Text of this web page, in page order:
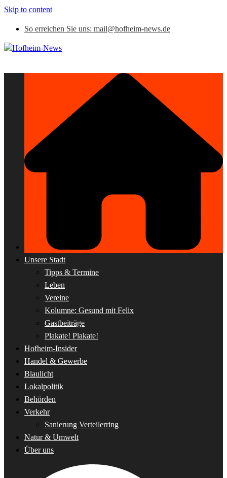
Skip to content
So erreichen Sie uns: mail@hofheim-news.de
Unsere Stadt
Tipps & Termine
Leben
Vereine
Kolumne: Gesund mit Felix
Gastbeiträge
Plakate! Plakate!
Hofheim-Insider
Handel & Gewerbe
Blaulicht
Lokalpolitik
Behörden
Verkehr
Sanierung Verteilerring
Natur & Umwelt
Über uns